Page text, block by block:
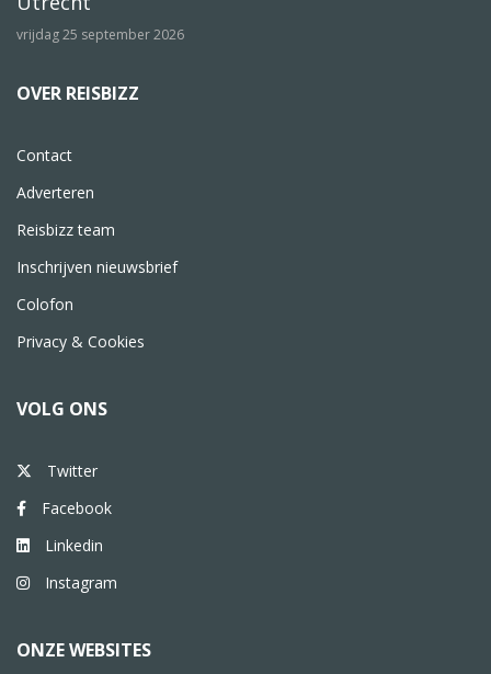
vrijdag 25 september 2026
OVER REISBIZZ
Contact
Adverteren
Reisbizz team
Inschrijven nieuwsbrief
Colofon
Privacy & Cookies
VOLG ONS
Twitter
Facebook
Linkedin
Instagram
ONZE WEBSITES